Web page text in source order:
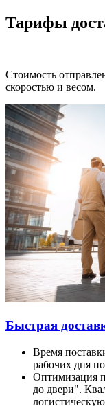
Тарифы
Стоимость
скоростью и весом.
Быстрая
Время
рабочих дня
Оптимизация
до двери".